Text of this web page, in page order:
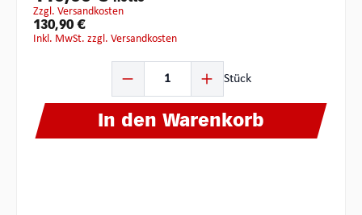
zzgl. Versandkosten
130,90 €
inkl. MwSt. zzgl. Versandkosten
Stück
In den Warenkorb